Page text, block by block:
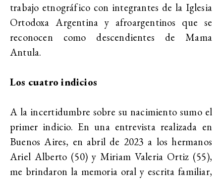
trabajo etnográfico con integrantes de la Iglesia
Ortodoxa Argentina y afroargentinos que se
reconocen como descendientes de Mama
Antula.
Los cuatro indicios
A la incertidumbre sobre su nacimiento sumo el
primer indicio. En una entrevista realizada en
Buenos Aires, en abril de 2023 a los hermanos
Ariel Alberto (50) y Miriam Valeria Ortiz (55),
me brindaron la memoria oral y escrita familiar,